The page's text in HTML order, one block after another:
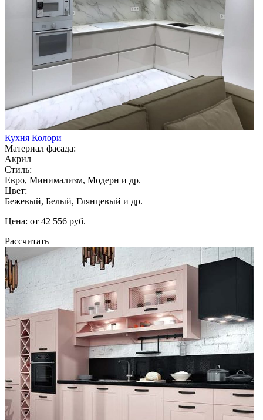
Кухня Колори
Материал фасада:
Акрил
Стиль:
Евро, Минимализм, Модерн и др.
Цвет:
Бежевый, Белый, Глянцевый и др.
Цена: от 42 556 руб.
Рассчитать